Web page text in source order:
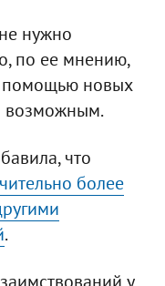
нужно
по ее мнению,
помощью новых
возможным.
что
более
.